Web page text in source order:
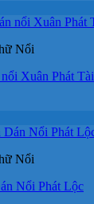
Nổi
Xuân Phát Tài
Nổi
Nổi Phát Lộc